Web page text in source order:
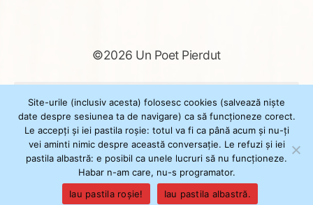
©2026 Un Poet Pierdut
după:
Powered byWordPress
ThemeXSimply by Il Jester
Site-urile (inclusiv acesta) folosesc cookies (salvează niște
date despre sesiunea ta de navigare) ca să funcționeze corect.
Le accepți și iei pastila roșie: totul va fi ca până acum și nu-ți
vei aminti nimic despre această conversație. Le refuzi și iei
pastila albastră: e posibil ca unele lucruri să nu funcționeze.
Habar n-am care, nu-s programator.
Iau pastila roșie!
Iau pastila albastră.